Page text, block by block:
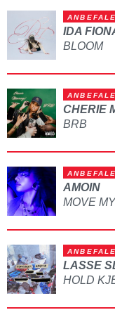
IDA
BLOOM
CHERIE
BRB
AMOIN
MOVE
LASSE